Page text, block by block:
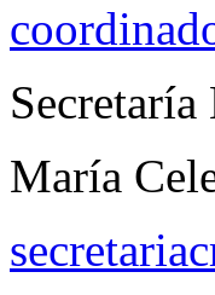
María